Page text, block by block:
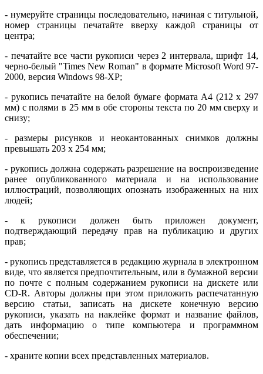
- нумеруйте страницы последовательно, начиная с титульной,
номер страницы печатайте вверху каждой страницы от
центра;
- печатайте все части рукописи через 2 интервала, шрифт 14,
черно-белый "Times New Roman" в формате Microsoft Word 97-
2000, версия Windows 98-XP;
- рукопись печатайте на белой бумаге формата А4 (212 х 297
мм) с полями в 25 мм в обе стороны текста по 20 мм сверху и
снизу;
- размеры рисунков и неокантованных снимков должны
превышать 203 х 254 мм;
- рукопись должна содержать разрешение на воспроизведение
ранее опубликованного материала и на использование
иллюстраций, позволяющих опознать изображенных на них
людей;
- к рукописи должен быть приложен документ,
подтверждающий передачу прав на публикацию и других
прав;
- рукопись представляется в редакцию журнала в электронном
виде, что является предпочтительным, или в бумажной версии
по почте с полным содержанием рукописи на дискете или
CD-R. Авторы должны при этом приложить распечатанную
версию статьи, записать на дискете конечную версию
рукописи, указать на наклейке формат и название файлов,
дать информацию о типе компьютера и программном
обеспечении;
- храните копии всех представленных материалов.